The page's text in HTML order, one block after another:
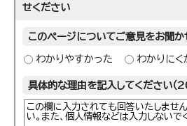
せください
このページについてご意見をお聞か
わかりやすかった わかりにく
具体的な理由を記入してください（